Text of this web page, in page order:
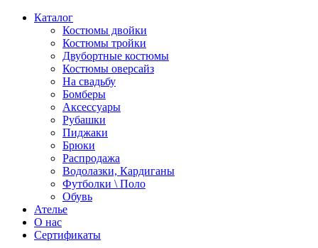
Каталог
Костюмы двойки
Костюмы тройки
Двубортные костюмы
Костюмы оверсайз
На свадьбу
Бомберы
Аксессуары
Рубашки
Пиджаки
Брюки
Распродажа
Водолазки, Кардиганы
Футболки \ Поло
Обувь
Ателье
О нас
Сертификаты